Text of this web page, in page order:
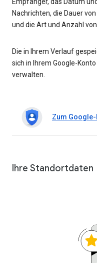
Empfänger, das Datum
Nachrichten, die Dauer
und die Art und Anzahl
Die in Ihrem Verlauf
sich in Ihrem Google-
verwalten.
Zum
Ihre Standortdaten